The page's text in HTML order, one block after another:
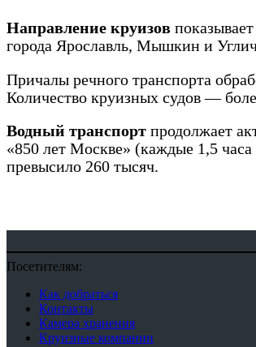
Направление круизов
города Ярославль, Мышкин и
Причалы речного транспорта
Количество круизных судов —
Водный транспорт продолжает
«850 лет Москве» (каждые 1,5
превысило 260 тысяч.
Посетителям:
Как добраться
Контакты
Камера хранения
Круизные компании